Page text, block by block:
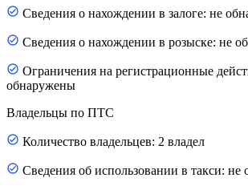
Сведения о нахождении в залоге: не
Сведения о нахождении в розыске: не
Ограничения на регистрационные
обнаружены
Владельцы по ПТС
Количество владельцев: 2 владел
Сведения об использовании в такси: